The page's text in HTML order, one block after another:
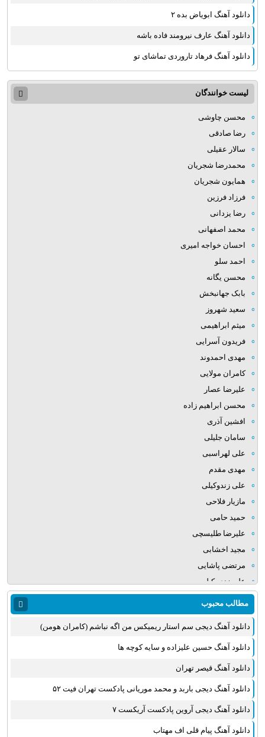
دانلود آهنگ ابویاض بده ۲
دانلود آهنگ عارف نیرومند فاده باشه
دانلود آهنگ فرهاد تاروردی تماشای تو
لیست خوانندگان
محسن چاوشی
رضا صادقی
سالار عقیلی
محمدرضا شجریان
همایون شجریان
فرزاد فرزین
رضا یزدانی
محمد اصفهانی
احسان خواجه امیری
احمد سلو
محسن یگانه
بابک جهانبخش
سعید شهروز
میثم ابراهیمی
فریدون آسرایی
مهدی احمدوند
کامران مولایی
علیرضا عصار
محسن ابراهیم زاده
افشین آذری
سامان جلیلی
علی لهراسبی
مهدی مقدم
علی زندوکیلی
مازیار فلاحی
حمید حامی
علیرضا طلیسچی
مجید اخشابی
مرتضی پاشایی
علی زند وکیلی
میلاد بابایی
مهدی یراحی
روزبه نعمت الهی
عماد طالب زاده
علی عبدالمالکی
مجید خراطها
زانیار خسروی
امیر عظیمی
مطالب محبوب
دانلود آهنگ دیجی سم استار ریمیکس من اگه نباشم (کامران هومن)
دانلود آهنگ حسین علیزاده و سایه کوچه ها
دانلود آهنگ قیصر تهران
دانلود آهنگ دیجی باربد و محمد موریانی پادکست تهران فیت ۵۲
دانلود آهنگ دیجی آروین پادکست آریکست ۷
دانلود آهنگ پیام قلی اف مهتاب